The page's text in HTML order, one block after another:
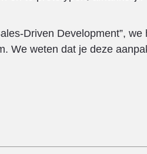
Driven Development”,
We weten dat je deze